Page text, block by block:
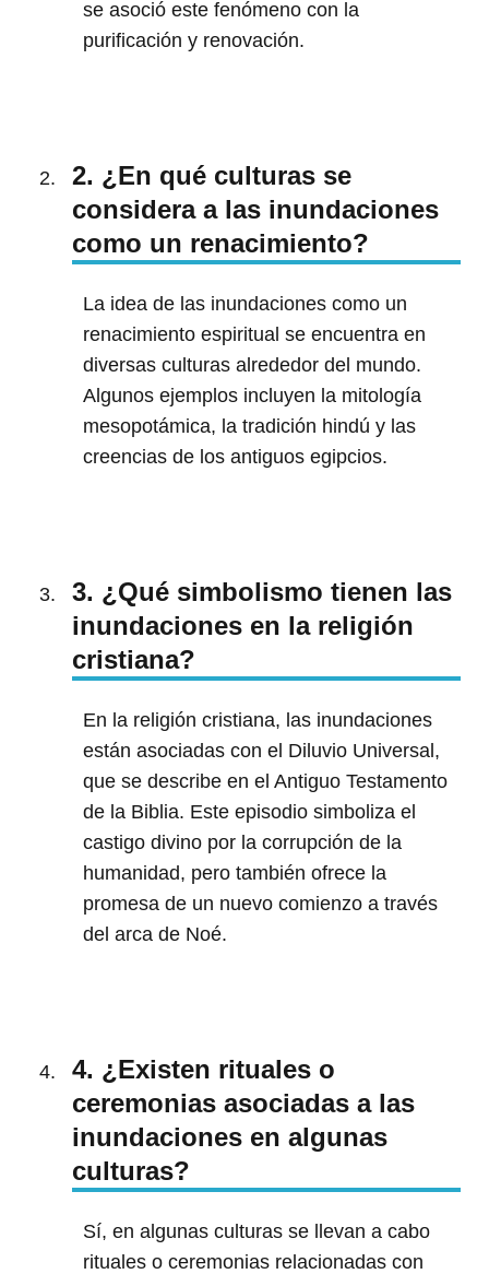
se asoció este fenómeno con la
purificación y renovación.
2. ¿En qué culturas se
considera a las inundaciones
como un renacimiento?
La idea de las inundaciones como un
renacimiento espiritual se encuentra en
diversas culturas alrededor del mundo.
Algunos ejemplos incluyen la mitología
mesopotámica, la tradición hindú y las
creencias de los antiguos egipcios.
3. ¿Qué simbolismo tienen las
inundaciones en la religión
cristiana?
En la religión cristiana, las inundaciones
están asociadas con el Diluvio Universal,
que se describe en el Antiguo Testamento
de la Biblia. Este episodio simboliza el
castigo divino por la corrupción de la
humanidad, pero también ofrece la
promesa de un nuevo comienzo a través
del arca de Noé.
4. ¿Existen rituales o
ceremonias asociadas a las
inundaciones en algunas
culturas?
Sí, en algunas culturas se llevan a cabo
rituales o ceremonias relacionadas con